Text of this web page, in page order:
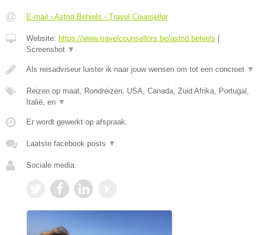
E-mail › Astrid Behiels - Travel Counsellor
Website: https://www.travelcounsellors.be/astrid.behiels
Screenshot ▼
Als reisadviseur luister ik naar jouw wensen om tot een concreet ▼
Reizen op maat, Rondreizen, USA, Canada, Zuid Afrika, Portugal,
Italië, en ▼
Er wordt gewerkt op afspraak.
Laatste facebook posts ▼
Sociale media: